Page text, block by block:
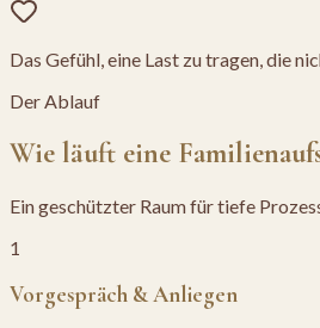
Das Gefühl, eine Last zu tragen, die
Der Ablauf
Wie läuft eine
Ein geschützter Raum für tiefe
1
Vorgespräch & Anliegen